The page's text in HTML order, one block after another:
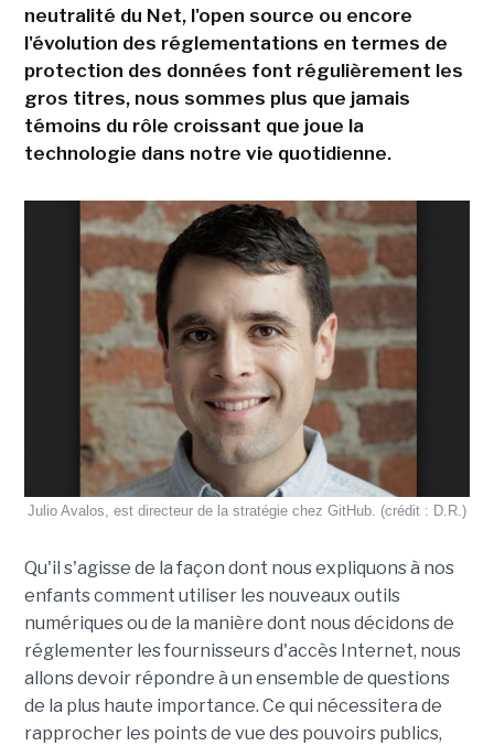
neutralité du Net, l'open source ou encore
l'évolution des réglementations en termes de
protection des données font régulièrement les
gros titres, nous sommes plus que jamais
témoins du rôle croissant que joue la
technologie dans notre vie quotidienne.
Julio Avalos, est directeur de la stratégie chez GitHub. (crédit : D.R.)
Qu'il s'agisse de la façon dont nous expliquons à nos
enfants comment utiliser les nouveaux outils
numériques ou de la manière dont nous décidons de
réglementer les fournisseurs d'accès Internet, nous
allons devoir répondre à un ensemble de questions
de la plus haute importance. Ce qui nécessitera de
rapprocher les points de vue des pouvoirs publics,